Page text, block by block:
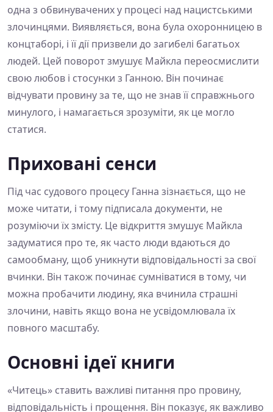
одна з обвинувачених у процесі над нацистськими
злочинцями. Виявляється, вона була охоронницею в
концтаборі, і її дії призвели до загибелі багатьох
людей. Цей поворот змушує Майкла переосмислити
свою любов і стосунки з Ганною. Він починає
відчувати провину за те, що не знав її справжнього
минулого, і намагається зрозуміти, як це могло
статися.
Приховані сенси
Під час судового процесу Ганна зізнається, що не
може читати, і тому підписала документи, не
розуміючи їх змісту. Це відкриття змушує Майкла
задуматися про те, як часто люди вдаються до
самообману, щоб уникнути відповідальності за свої
вчинки. Він також починає сумніватися в тому, чи
можна пробачити людину, яка вчинила страшні
злочини, навіть якщо вона не усвідомлювала їх
повного масштабу.
Основні ідеї книги
«Читець» ставить важливі питання про провину,
відповідальність і прощення. Він показує, як важливо